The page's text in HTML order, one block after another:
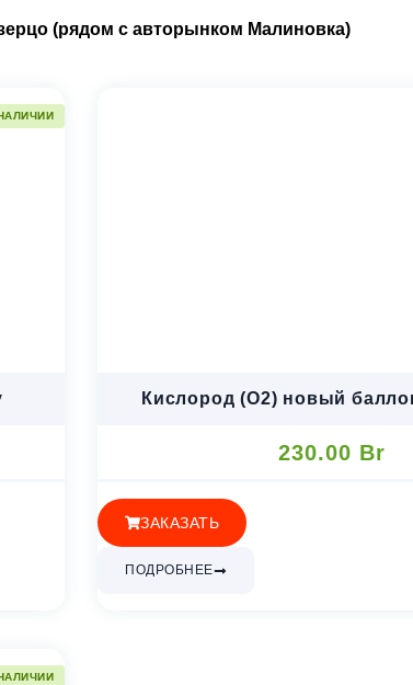
(рядом с авторынком Малиновка)
Кислород (O2) новый
230.00 Br
ЗАКАЗАТЬ
ПОДРОБНЕЕ